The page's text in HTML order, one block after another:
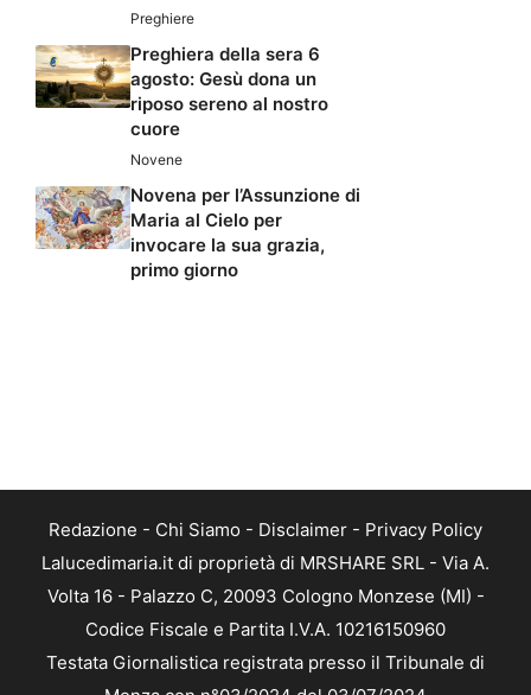
Preghiere
Preghiera della sera 6
agosto: Gesù dona un
riposo sereno al nostro
cuore
Novene
Novena per l’Assunzione di
Maria al Cielo per
invocare la sua grazia,
primo giorno
Redazione - Chi Siamo - Disclaimer - Privacy Policy
Lalucedimaria.it di proprietà di MRSHARE SRL - Via A.
Volta 16 - Palazzo C, 20093 Cologno Monzese (MI) -
Codice Fiscale e Partita I.V.A. 10216150960
Testata Giornalistica registrata presso il Tribunale di